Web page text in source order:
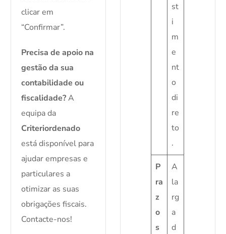
clicar em
“Confirmar”.
Precisa de apoio na
gestão da sua
contabilidade ou
fiscalidade?A
equipa da
Criteriordenado
está disponível para
ajudar empresas e
particulares a
otimizar as suas
obrigações fiscais.
Contacte-nos!
st
i
m
e
nt
o
di
re
to
.
P
ra
z
o
s
A
la
rg
a
d